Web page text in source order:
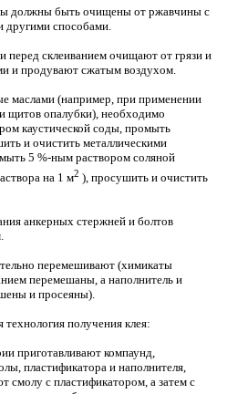
должны быть очищены от ржавчины с
другими способами.
перед склеиванием очищают от грязи и
и продувают сжатым воздухом.
маслами (например, при применении
щитов опалубки), необходимо
каустической соды, промыть
и очистить металлическими
5 %-ным раствором соляной
на 1 м2 ), просушить и очистить
анкерных стержней и болтов
перемешивают (химикаты
перемешаны, а наполнитель и
и просеяны).
получения клея:
приготавливают компаунд,
пластификатора и наполнителя,
смолу с пластификатором, а затем с